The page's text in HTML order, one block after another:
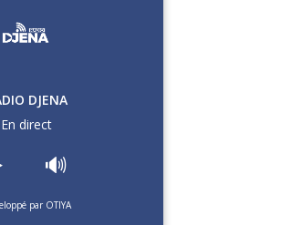
DJENA
En direct
🔊
par OTIYA